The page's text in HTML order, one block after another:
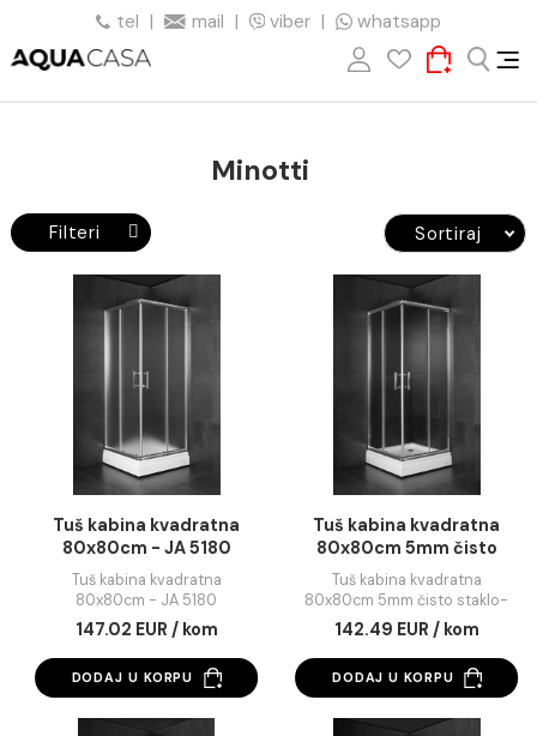
tel | mail | viber | whatsapp
Minotti
Filteri Sortiraj
Tuš kabina kvadratna
80x80cm - JA 5180
Tuš kabina kvadratna
80x80cm - JA 5180
147.02 EUR / kom
Tuš kabina
80x80cm 5mm
staklo- JA 5182
Tuš kabina kvadratna
80x80cm 5mm čisto
JA 5182
142.49 EUR / kom